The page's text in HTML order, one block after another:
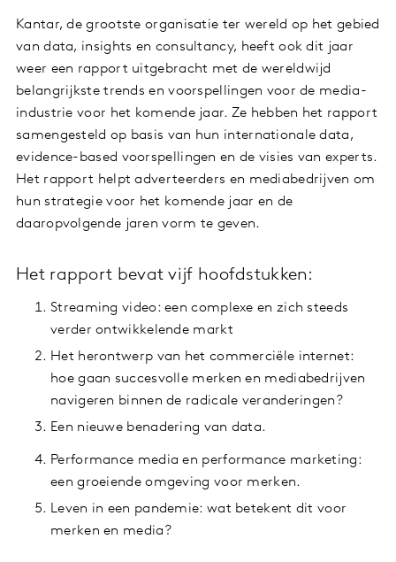
Kantar, de grootste organisatie ter wereld op het gebied
van data, insights en consultancy, heeft ook dit jaar
weer een rapport uitgebracht met de wereldwijd
belangrijkste trends en voorspellingen voor de media-
industrie voor het komende jaar. Ze hebben het rapport
samengesteld op basis van hun internationale data,
evidence-based voorspellingen en de visies van experts.
Het rapport helpt adverteerders en mediabedrijven om
hun strategie voor het komende jaar en de
daaropvolgende jaren vorm te geven.
Het rapport bevat vijf hoofdstukken:
Streaming video: een complexe en zich steeds
verder ontwikkelende markt
Het herontwerp van het commerciële internet:
hoe gaan succesvolle merken en mediabedrijven
navigeren binnen de radicale veranderingen?
Een nieuwe benadering van data.
Performance media en performance marketing:
een groeiende omgeving voor merken.
Leven in een pandemie: wat betekent dit voor
merken en media?